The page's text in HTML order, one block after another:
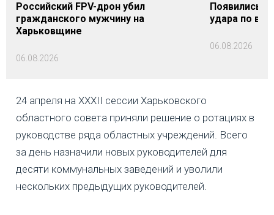
Российский FPV-дрон убил
гражданского мужчину на
Харьковщине
06.08.2026
Появились
удара по
06.08.2026
24 апреля на XXXII сессии Харьковского
областного совета приняли решение о ротациях в
руководстве ряда областных учреждений. Всего
за день назначили новых руководителей для
десяти коммунальных заведений и уволили
нескольких предыдущих руководителей.